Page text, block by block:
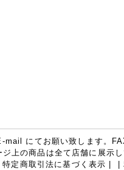
mail にてお願い致します。
ジ上の商品は全て店舗に展示
|特定商取引法に基づく表示 |